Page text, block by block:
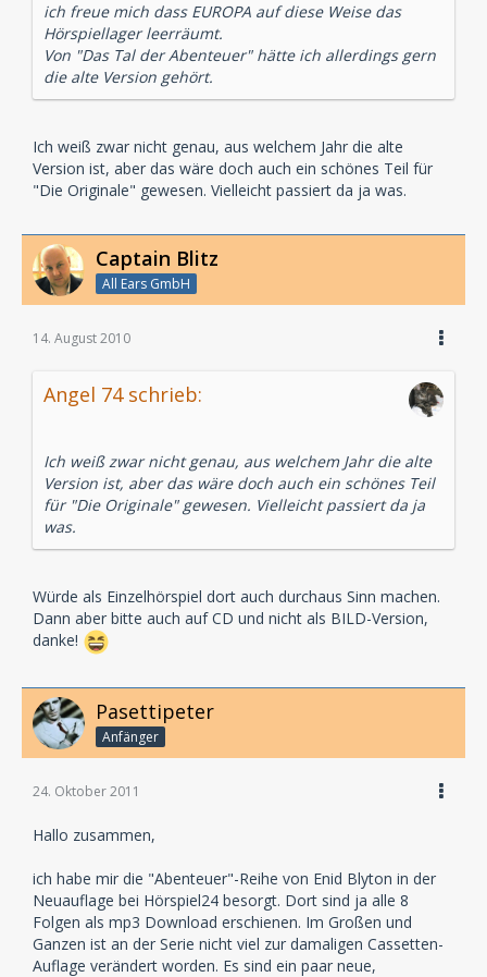
ich freue mich dass EUROPA auf diese Weise das
Hörspiellager leerräumt.
Von "Das Tal der Abenteuer" hätte ich allerdings gern
die alte Version gehört.
Ich weiß zwar nicht genau, aus welchem Jahr die alte
Version ist, aber das wäre doch auch ein schönes Teil für
"Die Originale" gewesen. Vielleicht passiert da ja was.
Captain Blitz
All Ears GmbH
14. August 2010
Angel 74 schrieb:
Ich weiß zwar nicht genau, aus welchem Jahr die alte
Version ist, aber das wäre doch auch ein schönes Teil
für "Die Originale" gewesen. Vielleicht passiert da ja
was.
Würde als Einzelhörspiel dort auch durchaus Sinn machen.
Dann aber bitte auch auf CD und nicht als BILD-Version,
danke!
Pasettipeter
Anfänger
24. Oktober 2011
Hallo zusammen,
ich habe mir die "Abenteuer"-Reihe von Enid Blyton in der
Neuauflage bei Hörspiel24 besorgt. Dort sind ja alle 8
Folgen als mp3 Download erschienen. Im Großen und
Ganzen ist an der Serie nicht viel zur damaligen Cassetten-
Auflage verändert worden. Es sind ein paar neue,